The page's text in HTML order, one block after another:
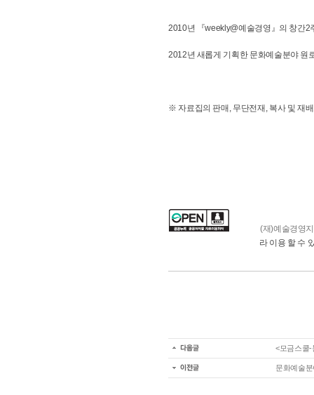
2010년 『weekly@예술경영』의 창간2
2012년 새롭게 기획한 문화예술분야 원
※ 자료집의 판매, 무단전재, 복사 및 재
(재)예술경영
라 이용 할 수
<모금스쿨-
문화예술